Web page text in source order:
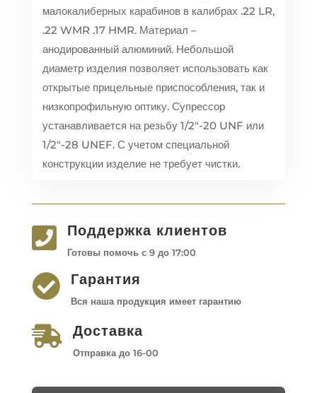
малокалиберных карабинов в калибрах .22 LR,
.22 WMR .17 HMR. Материал –
анодированный алюминий. Небольшой
диаметр изделия позволяет использовать как
открытые прицельные приспособления, так и
низкопрофильную оптику. Супрессор
устанавливается на резьбу 1/2″-20 UNF или
1/2″-28 UNEF. С учетом специальной
конструкции изделие не требует чистки.
 Поддержка клиентов
Готовы помочь с 9 до 17:00
 Гарантия
Вся наша продукция имеет гарантию
 Доставка
Отправка до 16-00